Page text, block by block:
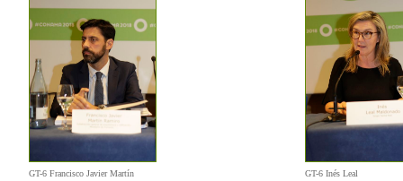
GT-6 Francisco Javier Martín GT-6 Inés Leal